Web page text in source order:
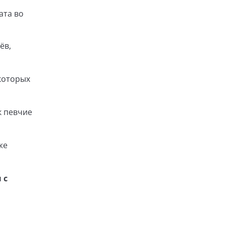
во
певчие
с